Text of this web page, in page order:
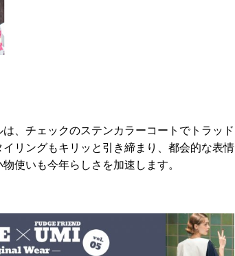
、チェックのステンカラーコートでトラッド
リングもキリッと引き締まり、都会的な表情
使いも今年らしさを加速します。